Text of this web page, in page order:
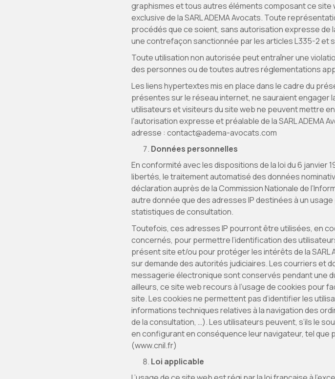
graphismes et tous autres éléments composant ce site
exclusive de la SARL ADEMA Avocats. Toute
procédés que ce soient, sans autorisation expresse de
une contrefaçon sanctionnée par les articles L335-2 et
Toute utilisation non autorisée peut entraîner une
des personnes ou de toutes autres réglementations
Les liens hypertextes mis en place dans le cadre du
présentes sur le réseau internet, ne sauraient engager
utilisateurs et visiteurs du site web ne peuvent mettre
l’autorisation expresse et préalable de la SARL ADEMA
adresse : contact@adema-avocats.com
Données personnelles
En conformité avec les dispositions de la loi du 6 janvier
libertés, le traitement automatisé des données
déclaration auprès de la Commission Nationale de
autre donnée que des adresses IP destinées à un
statistiques de consultation.
Toutefois, ces adresses IP pourront être utilisées, en
concernés, pour permettre l’identification des
présent site et/ou pour protéger les intérêts de la SARL
sur demande des autorités judiciaires. Les courriers et
messagerie électronique sont conservés pendant une
ailleurs, ce site web recours à l’usage de cookies pour
site. Les cookies ne permettent pas d’identifier les
informations techniques relatives à la navigation des
de la consultation, …). Les utilisateurs peuvent, s’ils le
en configurant en conséquence leur navigateur, tel que
(www.cnil.fr)
Loi applicable